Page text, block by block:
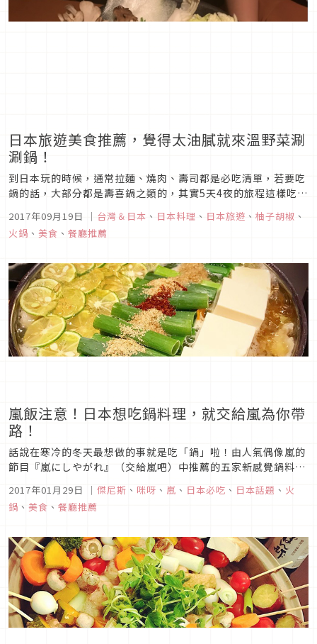
日本旅遊美食推薦，覺得太油膩就來溫野菜涮
涮鍋！
到日本玩的時候，通常拉麵、燒肉、壽司都是必吃清單，若要吃
鍋的話，大部分都是壽喜鍋之類的，其實5天4夜的旅程這樣吃下
議大家，可以在美食清單中排個涮涮鍋，讓腸胃休息一下，而今
天柚子胡椒就要介紹一間個人覺得還不錯吃的涮涮鍋-溫野菜。
2017年09月19日 ｜ 台灣＆日本 、 日本料理 、 日本旅遊 、 柚子胡椒 、
火鍋 、 美食 、 餐廳推薦
嵐飯注意！日本想吃鍋料理，就交給嵐為你帶
路！
話說在寒冷的冬天最想做的事就是吃「鍋」啦！由人氣偶像嵐的
節目『嵐にしやがれ』（交給嵐吧）中推薦的五家新感覺鍋料
拼得你死我活的呢？此次，就交給嵐為我們解答吧！
2017年01月29日 ｜ 傑尼斯 、 咪呀 、 嵐 、 日本必吃 、 日本話題 、 火
鍋 、 美食 、 餐廳推薦